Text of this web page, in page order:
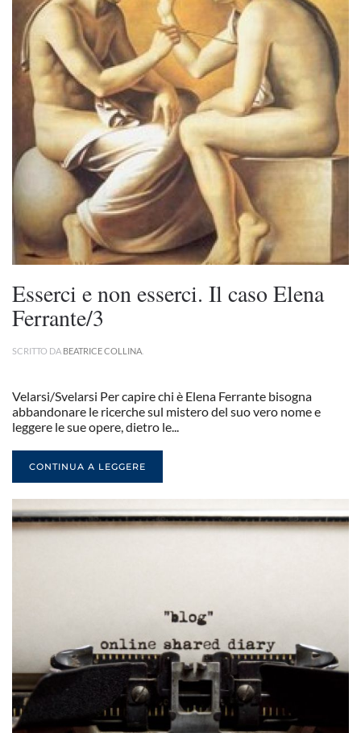
Esserci e non esserci. Il caso Elena
Ferrante/3
SCRITTO DA BEATRICE COLLINA
Velarsi/Svelarsi Per capire chi è Elena Ferrante bisogna
abbandonare le ricerche sul mistero del suo vero nome e
leggere le sue opere, dietro le...
CONTINUA A LEGGERE